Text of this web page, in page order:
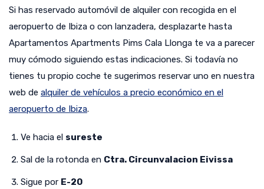
Si has reservado automóvil de alquiler con recogida en el
aeropuerto de Ibiza o con lanzadera, desplazarte hasta
Apartamentos Apartments Pims Cala Llonga te va a parecer
muy cómodo siguiendo estas indicaciones. Si todavía no
tienes tu propio coche te sugerimos reservar uno en nuestra
web de alquiler de vehículos a precio económico en el
aeropuerto de Ibiza.
Ve hacia el sureste
Sal de la rotonda en Ctra. Circunvalacion Eivissa
Sigue por E-20